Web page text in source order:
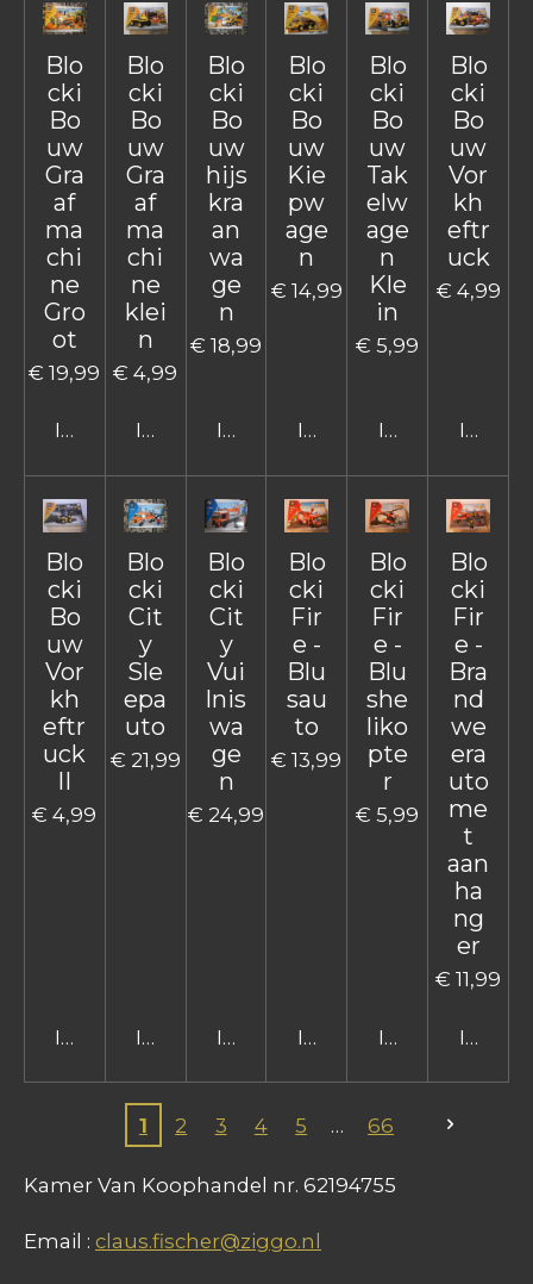
Blo
cki
Bo
uw
Gra
af
ma
chi
ne
Gro
ot
€ 19,99
In winkelwagen
Blo
cki
Bo
uw
Gra
af
ma
chi
ne
klei
n
€ 4,99
In winkelwagen
Blo
cki
Bo
uw
hijs
kra
an
wa
ge
n
€ 18,99
In winkelwagen
Blo
cki
Bo
uw
Kie
pw
age
n
€ 14,99
In winkelwagen
Blo
cki
Bo
uw
Tak
elw
age
n
Kle
in
€ 5,99
In
Blo
cki
Bo
uw
Vor
kh
eftr
uck
€ 4,99
In
Blo
cki
Bo
uw
Vor
kh
eftr
uck
€ 4,99
In winkelwagen
Blo
cki
Cit
y
Sle
epa
uto
€ 21,99
In winkelwagen
Blo
cki
Cit
y
Vui
lnis
wa
ge
n
€ 24,99
In winkelwagen
Blo
cki
Fir
e -
Blu
sau
to
€ 13,99
In winkelwagen
Blo
cki
Fir
e -
Blu
she
liko
pte
r
€ 5,99
In
Blo
cki
Fir
e -
Bra
nd
we
era
uto
me
t
aan
ha
ng
er
€ 11,99
In
1 2 3 4 5 66
Kamer Van Koophandel nr. 62194755
Email : claus.fischer@ziggo.nl